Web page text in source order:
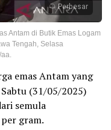
Perbesar
Antam di Butik Emas Logam
Tengah, Selasa
emas Antam yang
(31/05/2025)
semula
gram.